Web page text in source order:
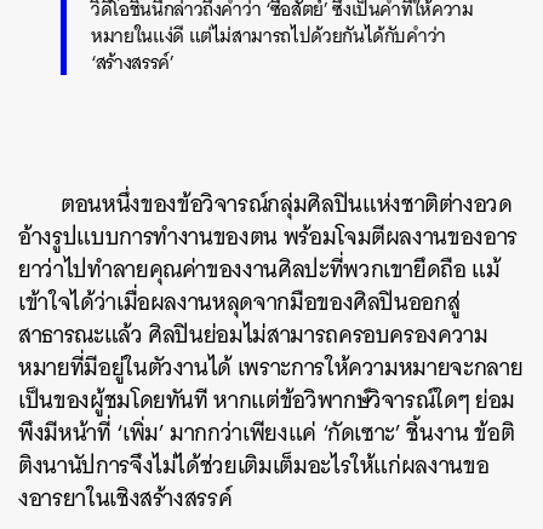
วิดีโอชิ้นนี้กล่าวถึงคำว่า ‘ซื่อสัตย์’ ซึ่งเป็นคำที่ให้ความ
หมายในแง่ดี แต่ไม่สามารถไปด้วยกันได้กับคำว่า
‘สร้างสรรค์’
ตอนหนึ่งของข้อวิจารณ์กลุ่มศิลปินแห่งชาติต่างอวด
อ้างรูปแบบการทำงานของตน พร้อมโจมตีผลงานของอาร
ยาว่าไปทำลายคุณค่าของงานศิลปะที่พวกเขายึดถือ แม้
เข้าใจได้ว่าเมื่อผลงานหลุดจากมือของศิลปินออกสู่
สาธารณะแล้ว ศิลปินย่อมไม่สามารถครอบครองความ
หมายที่มีอยู่ในตัวงานได้ เพราะการให้ความหมายจะกลาย
เป็นของผู้ชมโดยทันที หากแต่ข้อวิพากษ์วิจารณ์ใดๆ ย่อม
พึงมีหน้าที่ ‘เพิ่ม’ มากกว่าเพียงแค่ ‘กัดเซาะ’ ชิ้นงาน ข้อติ
ติงนานัปการจึงไม่ได้ช่วยเติมเต็มอะไรให้แก่ผลงานขอ
งอารยาในเชิงสร้างสรรค์